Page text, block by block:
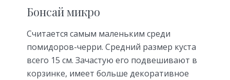
Бонсай микро
Считается самым маленьким среди
помидоров-черри. Средний размер куста
всего 15 см. Зачастую его подвешивают в
корзинке, имеет больше декоративное